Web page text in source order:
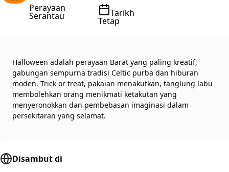
Perayaan
Serantau Tarikh
Tetap
Halloween adalah perayaan Barat yang paling kreatif,
gabungan sempurna tradisi Celtic purba dan hiburan
moden. Trick or treat, pakaian menakutkan, tanglung labu
membolehkan orang menikmati ketakutan yang
menyeronokkan dan pembebasan imaginasi dalam
persekitaran yang selamat.
Disambut di